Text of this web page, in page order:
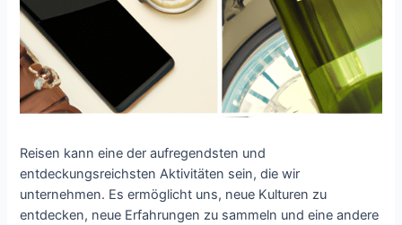
Reisen kann eine der aufregendsten und
entdeckungsreichsten Aktivitäten sein, die wir
unternehmen. Es ermöglicht uns, neue Kulturen zu
entdecken, neue Erfahrungen zu sammeln und eine andere